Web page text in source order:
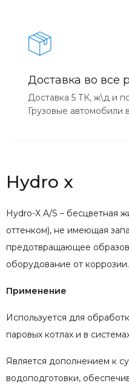
Доставка во все
Доставка 5 ТК, ж\д и
Грузовые автомобили
Hydro x
Hydro-X A/S – бесцветная
оттенком), не имеющая
предотвращающее
оборудование от коррозии.
Применение
Используется для
паровых котлах и в
Является дополнением к
водоподготовки,